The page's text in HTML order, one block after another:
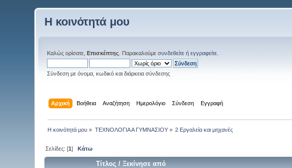
Η κοινότητά μου
Καλώς ορίσατε,Επισκέπτης . Παρακαλούμεσυνδεθείτε ήεγγραφείτε
Σύνδεση με όνομα, κωδικό και διάρκεια σύνδεσης
Αρχική Βοήθεια Αναζήτηση Ημερολόγιο Σύνδεση Εγγραφή
Η κοινότητά μου » ΤΕΧΝΟΛΟΓΙΑ Α ΓΥΜΝΑΣΙΟΥ» 2 Εργαλεία και μηχανές
Σελίδες: [1]Κάτω
Τίτλος /Ξεκίνησε από